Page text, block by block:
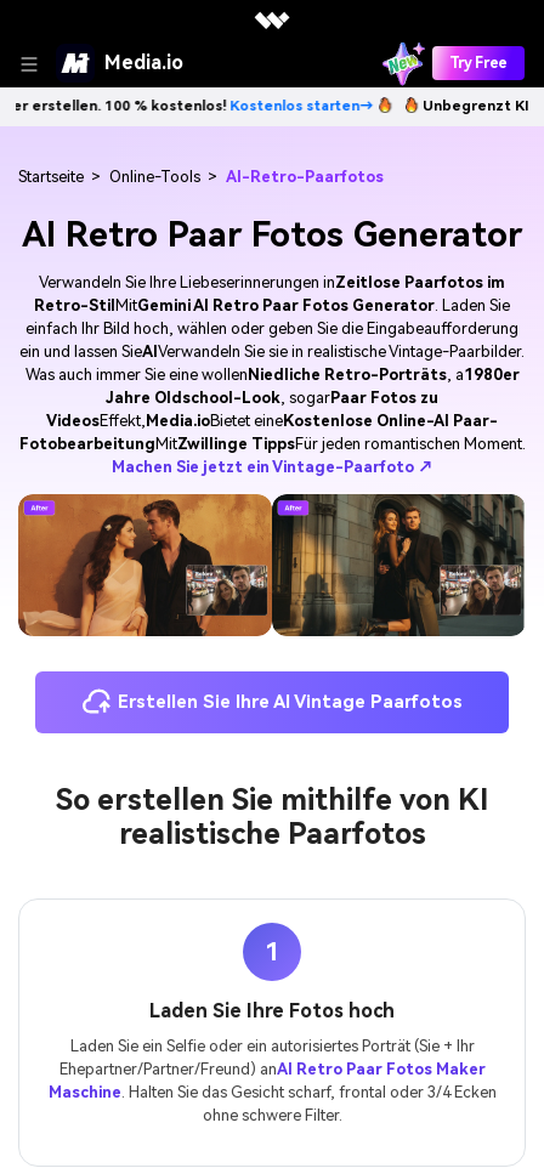
Media.io Try Free
100 % kostenlos! Kostenlos starten→ Unbegrenzt KI-Bilder
Startseite > Online-Tools > AI-Retro-Paarfotos
AI Retro Paar Fotos Generator
Verwandeln Sie Ihre Liebeserinnerungen inZeitlose Paarfotos im
Retro-Stil MitGemini AI Retro Paar Fotos Generator. Laden Sie
einfach Ihr Bild hoch, wählen oder geben Sie die Eingabeaufforderung
ein und lassen SieAI Verwandeln Sie sie in realistische Vintage-Paarbilder.
Was auch immer Sie eine wollen Niedliche Retro-Porträts, a1980er
Jahre Oldschool-Look, sogarPaar Fotos zu
VideosEffekt, Media.ioBietet eineKostenlose Online-AI Paar-
Fotobearbeitung MitZwillinge TippsFür jeden romantischen Moment.
Machen Sie jetzt ein Vintage-Paarfoto ↗
Erstellen Sie Ihre AI Vintage Paarfotos
So erstellen Sie mithilfe von KI
realistische Paarfotos
1
Laden Sie Ihre Fotos hoch
Laden Sie ein Selfie oder ein autorisiertes Porträt (Sie + Ihr
Ehepartner/Partner/Freund) anAI Retro Paar Fotos Maker
Maschine . Halten Sie das Gesicht scharf, frontal oder 3/4 Ecken
ohne schwere Filter.